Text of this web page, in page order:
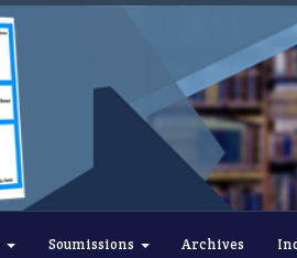
Soumissions Archives